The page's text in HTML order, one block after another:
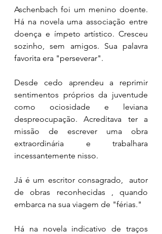
Aschenbach foi um menino doente.
Há na novela uma associação entre
doença e ímpeto artístico. Cresceu
sozinho, sem amigos. Sua palavra
favorita era "perseverar".
Desde cedo aprendeu a reprimir
sentimentos próprios da juventude
como ociosidade e leviana
despreocupação. Acreditava ter a
missão de escrever uma obra
extraordinária e trabalhara
incessantemente nisso.
Já é um escritor consagrado,  autor
de obras reconhecidas , quando
embarca na sua viagem de "férias."
Há na novela indicativo de traços